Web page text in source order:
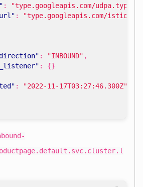
:
"type.googleapis.com/
:
"type.googleapis.com/
: "INBOUND" ,
:
{}
:
"2022-11-17T03:27:46.300Z"